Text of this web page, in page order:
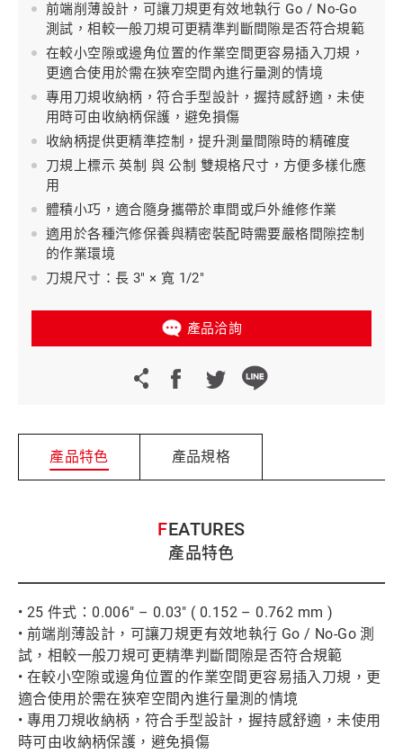
前端削薄設計，可讓刀規更有效地執行 Go / No-Go
測試，相較一般刀規可更精準判斷間隙是否符合規範
在較小空隙或邊角位置的作業空間更容易插入刀規，
更適合使用於需在狹窄空間內進行量測的情境
專用刀規收納柄，符合手型設計，握持感舒適，未使
用時可由收納柄保護，避免損傷
收納柄提供更精準控制，提升測量間隙時的精確度
刀規上標示 英制 與 公制 雙規格尺寸，方便多樣化應
用
體積小巧，適合隨身攜帶於車間或戶外維修作業
適用於各種汽修保養與精密裝配時需要嚴格間隙控制
的作業環境
刀規尺寸：長 3" × 寬 1/2"
產品洽詢
產品特色 產品規格
FEATURES
產品特色
• 25 件式：0.006" – 0.03" ( 0.152 – 0.762 mm )
• 前端削薄設計，可讓刀規更有效地執行 Go / No-Go 測
試，相較一般刀規可更精準判斷間隙是否符合規範
• 在較小空隙或邊角位置的作業空間更容易插入刀規，更
適合使用於需在狹窄空間內進行量測的情境
• 專用刀規收納柄，符合手型設計，握持感舒適，未使用
時可由收納柄保護，避免損傷